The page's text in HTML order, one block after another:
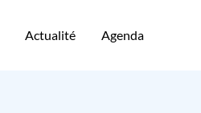
Actualité Agenda